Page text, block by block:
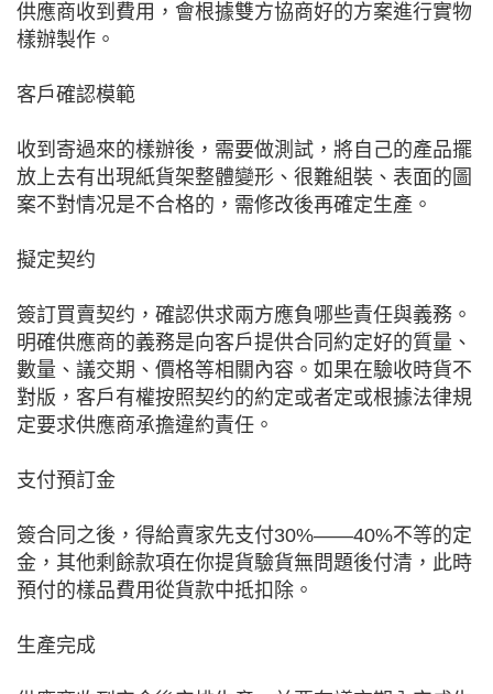
供應商收到費用，會根據雙方協商好的方案進行實物
樣辦製作。
客戶確認模範
收到寄過來的樣辦後，需要做測試，將自己的產品擺
放上去有出現紙貨架整體變形、很難組裝、表面的圖
案不對情况是不合格的，需修改後再確定生產。
擬定契约
簽訂買賣契约，確認供求兩方應負哪些責任與義務。
明確供應商的義務是向客戶提供合同約定好的質量、
數量、議交期、價格等相關內容。如果在驗收時貨不
對版，客戶有權按照契约的約定或者定或根據法律規
定要求供應商承擔違約責任。
支付預訂金
簽合同之後，得給賣家先支付30%——40%不等的定
金，其他剩餘款項在你提貨驗貨無問題後付清，此時
預付的樣品費用從貨款中抵扣除。
生產完成